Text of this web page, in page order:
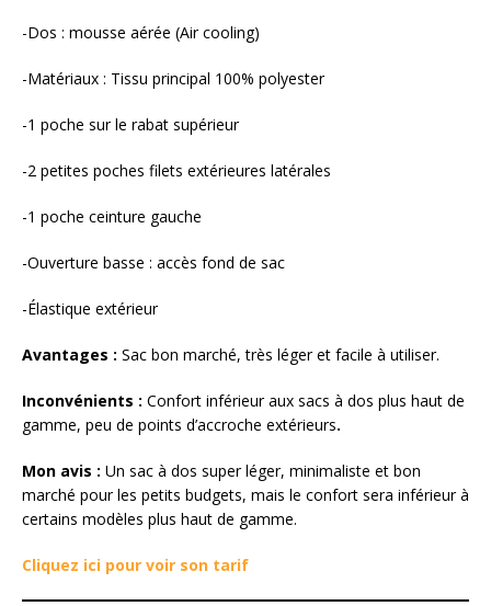
-Dos : mousse aérée (Air cooling)
-Matériaux : Tissu principal 100% polyester
-1 poche sur le rabat supérieur
-2 petites poches filets extérieures latérales
-1 poche ceinture gauche
-Ouverture basse : accès fond de sac
-Élastique extérieur
Avantages : Sac bon marché, très léger et facile à utiliser.
Inconvénients : Confort inférieur aux sacs à dos plus haut de
gamme, peu de points d’accroche extérieurs.
Mon avis : Un sac à dos super léger, minimaliste et bon
marché pour les petits budgets, mais le confort sera inférieur à
certains modèles plus haut de gamme.
Cliquez ici pour voir son tarif